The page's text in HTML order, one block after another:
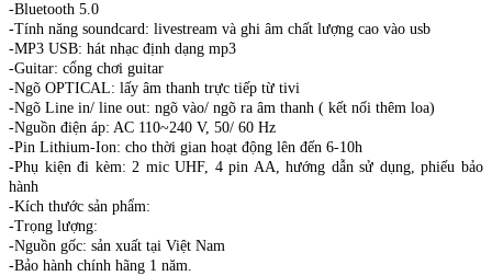
-Bluetooth 5.0
-Tính năng soundcard: livestream và ghi âm chất lượng cao vào usb
-MP3 USB: hát nhạc định dạng mp3
-Guitar: cổng chơi guitar
-Ngõ OPTICAL: lấy âm thanh trực tiếp từ tivi
-Ngõ Line in/ line out: ngõ vào/ ngõ ra âm thanh ( kết nối thêm loa)
-Nguồn điện áp: AC 110~240 V, 50/ 60 Hz
-Pin Lithium-Ion: cho thời gian hoạt động lên đến 6-10h
-Phụ kiện đi kèm: 2 mic UHF, 4 pin AA, hướng dẫn sử dụng, phiếu bảo
hành
-Kích thước sản phẩm:
-Trọng lượng:
-Nguồn gốc: sản xuất tại Việt Nam
-Bảo hành chính hãng 1 năm.